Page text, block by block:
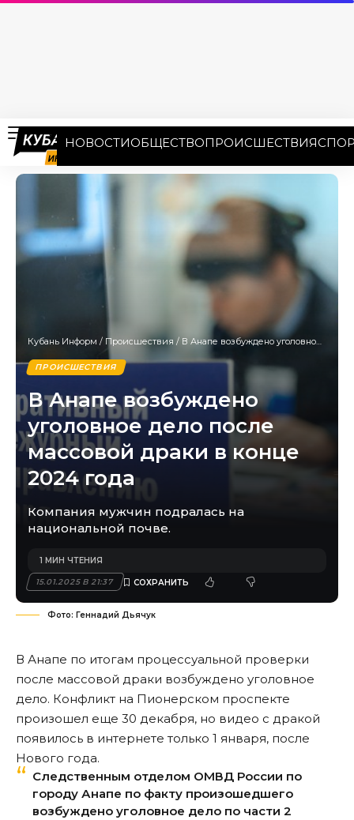
НОВОСТИОБЩЕСТВОПРОИСШЕСТВИЯ
Кубань Информ / Происшествия / В Анапе возбуждено уголовное дело после массовой драки в конце 2024 года
ПРОИСШЕСТВИЯ
В Анапе возбуждено
уголовное дело после
массовой драки в конце
2024 года
Компания мужчин подралась на
национальной почве.
15.01.2025 В 21:37
1 МИН ЧТЕНИЯ
Фото: Геннадий Дьячук
В Анапе по итогам процессуальной проверки
после массовой драки возбуждено уголовное
дело. Конфликт на Пионерском проспекте
произошел еще 30 декабря, но видео с дракой
появилось в интернете только 1 января, после
Нового года.
Следственным отделом ОМВД России по
городу Анапе по факту произошедшего
возбуждено уголовное дело по части 2